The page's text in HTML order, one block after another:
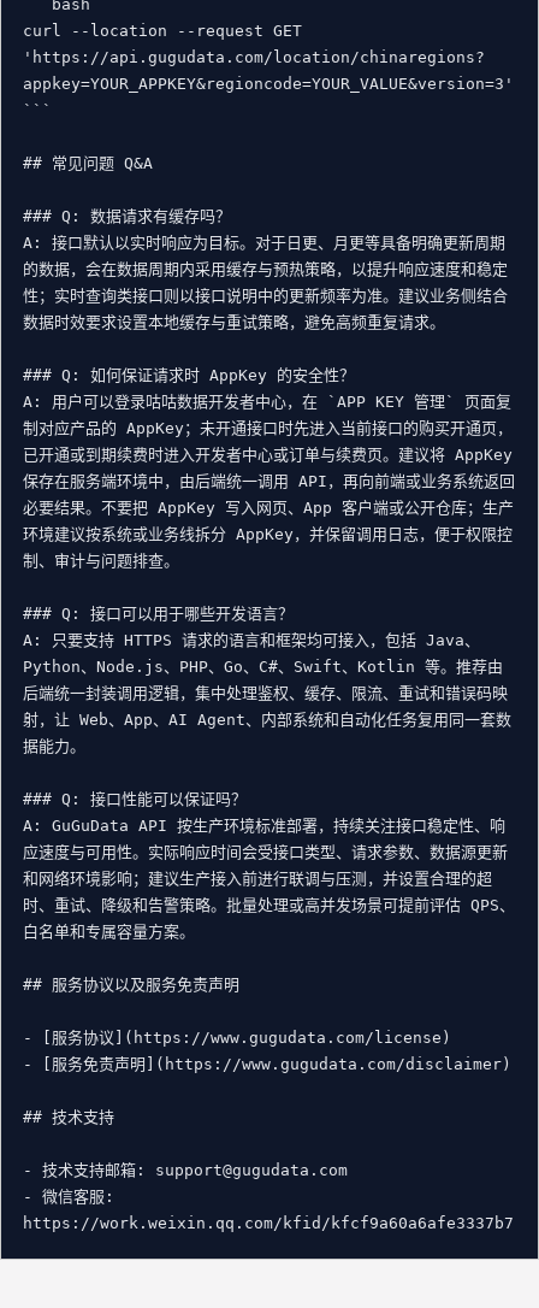
```bash
curl --location --request GET
'https://api.gugudata.com/location/chinaregions?
appkey=YOUR_APPKEY&regioncode=YOUR_VALUE&version=3'
```
## 常见问题 Q&A
### Q: 数据请求有缓存吗？
A: 接口默认以实时响应为目标。对于日更、月更等具备明确更新周期
的数据，会在数据周期内采用缓存与预热策略，以提升响应速度和稳定
性；实时查询类接口则以接口说明中的更新频率为准。建议业务侧结合
数据时效要求设置本地缓存与重试策略，避免高频重复请求。
### Q: 如何保证请求时 AppKey 的安全性？
A: 用户可以登录咕咕数据开发者中心，在 `APP KEY 管理` 页面复
制对应产品的 AppKey；未开通接口时先进入当前接口的购买开通页，
已开通或到期续费时进入开发者中心或订单与续费页。建议将 AppKey
保存在服务端环境中，由后端统一调用 API，再向前端或业务系统返回
必要结果。不要把 AppKey 写入网页、App 客户端或公开仓库；生产
环境建议按系统或业务线拆分 AppKey，并保留调用日志，便于权限控
制、审计与问题排查。
### Q: 接口可以用于哪些开发语言？
A: 只要支持 HTTPS 请求的语言和框架均可接入，包括 Java、
Python、Node.js、PHP、Go、C#、Swift、Kotlin 等。推荐由
后端统一封装调用逻辑，集中处理鉴权、缓存、限流、重试和错误码映
射，让 Web、App、AI Agent、内部系统和自动化任务复用同一套数
据能力。
### Q: 接口性能可以保证吗？
A: GuGuData API 按生产环境标准部署，持续关注接口稳定性、响
应速度与可用性。实际响应时间会受接口类型、请求参数、数据源更新
和网络环境影响；建议生产接入前进行联调与压测，并设置合理的超
时、重试、降级和告警策略。批量处理或高并发场景可提前评估 QPS、
白名单和专属容量方案。
## 服务协议以及服务免责声明
- [服务协议](https://www.gugudata.com/license)
- [服务免责声明](https://www.gugudata.com/disclaimer)
## 技术支持
- 技术支持邮箱: support@gugudata.com
- 微信客服: